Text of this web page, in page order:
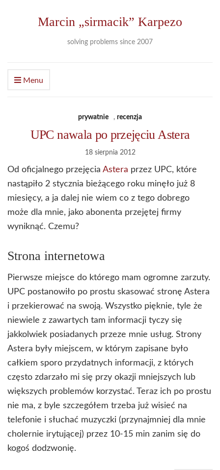
Marcin „sirmacik” Karpezo
solving problems since 2007
Menu
prywatnie , recenzja
UPC nawala po przejęciu Astera
18 sierpnia 2012
Od oficjalnego przejęcia Astera przez UPC, które
nastąpiło 2 stycznia bieżącego roku minęło już 8
miesięcy, a ja dalej nie wiem co z tego dobrego
może dla mnie, jako abonenta przejętej firmy
wyniknąć. Czemu?
Strona internetowa
Pierwsze miejsce do którego mam ogromne zarzuty.
UPC postanowiło po prostu skasować stronę Astera
i przekierować na swoją. Wszystko pięknie, tyle że
niewiele z zawartych tam informacji tyczy się
jakkolwiek posiadanych przeze mnie usług. Strony
Astera były miejscem, w którym zapisane było
całkiem sporo przydatnych informacji, z których
często zdarzało mi się przy okazji mniejszych lub
większych problemów korzystać. Teraz ich po prostu
nie ma, z byle szczegółem trzeba już wisieć na
telefonie i słuchać muzyczki (przynajmniej dla mnie
cholernie irytującej) przez 10-15 min zanim się do
kogoś dodzwonię.